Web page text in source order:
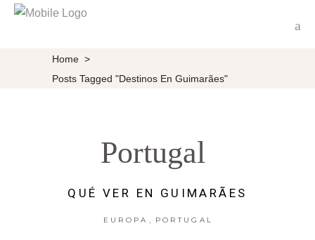
Home >
Posts Tagged "destinos En Guimarães"
Portugal
QUÉ VER EN GUIMARÃES
EUROPA PORTUGAL